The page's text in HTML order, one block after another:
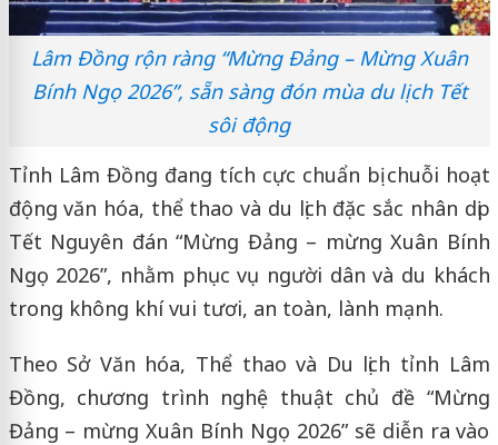
Lâm Đồng rộn ràng “Mừng Đảng – Mừng Xuân
Bính Ngọ 2026”, sẵn sàng đón mùa du lịch Tết
sôi động
Tỉnh Lâm Đồng đang tích cực chuẩn bị chuỗi hoạt
động văn hóa, thể thao và du lịch đặc sắc nhân dịp
Tết Nguyên đán “Mừng Đảng – mừng Xuân Bính
Ngọ 2026”, nhằm phục vụ người dân và du khách
trong không khí vui tươi, an toàn, lành mạnh.
Theo Sở Văn hóa, Thể thao và Du lịch tỉnh Lâm
Đồng, chương trình nghệ thuật chủ đề “Mừng
Đảng – mừng Xuân Bính Ngọ 2026” sẽ diễn ra vào